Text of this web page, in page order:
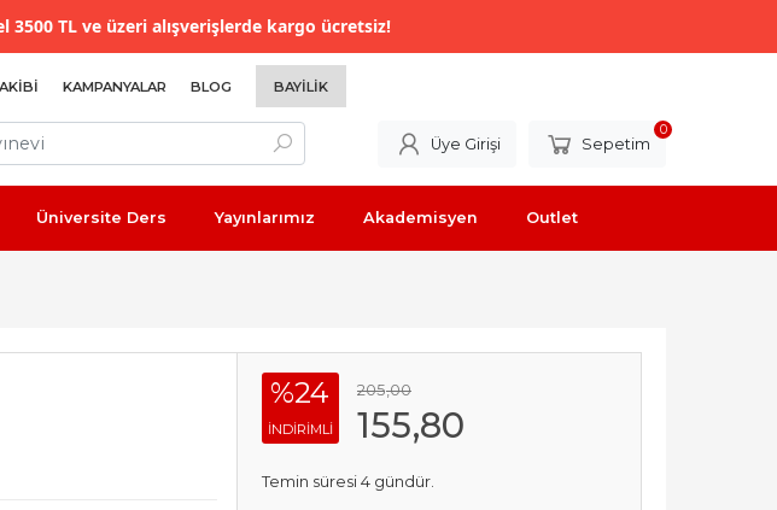
TL ve üzeri alışverişlerde kargo ücretsiz!
KAMPANYALAR BLOG BAYILIK
Üye Girişi Sepetim
0
Üniversite Ders Yayınlarımız Akademisyen Outlet
%24
INDIRIMLI
205,00
155,80
Temin süresi 4 gündür.